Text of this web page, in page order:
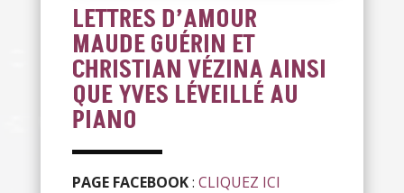
LETTRES D’AMOUR
MAUDE GUÉRIN ET
CHRISTIAN VÉZINA AINSI
QUE YVES LÉVEILLÉ AU
PIANO
PAGE FACEBOOK: CLIQUEZ ICI